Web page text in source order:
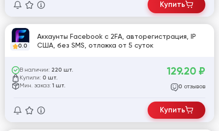
Купить
0.0
Аккаунты Facebook с 2FA, авторегистрация, IP
США, без SMS, отложка от 5 суток
В наличии: 220 шт.
Купили: 0 шт.
Мин. заказ: 1 шт.
129.20 ₽
0 отзывов
Купить